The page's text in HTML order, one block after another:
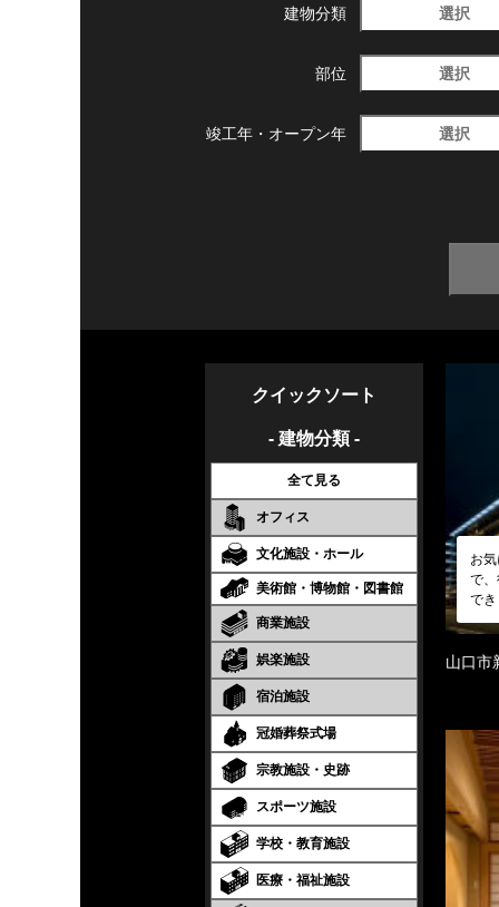
建物分類 選択
部位 選択
竣工年・ オープン年 選択
クイックソート
- 建物分類 -
全て見る
オフィス
文化施設・ホール
美術館・博物館・図書館
商業施設
娯楽施設
宿泊施設
冠婚葬祭式場
宗教施設・史跡
スポーツ施設
学校・教育施設
医療・福祉施設
お
で
で
山口市